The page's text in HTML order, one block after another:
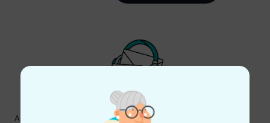
Thomann Newsletter
Abonniere den Thomann Newsletter und gewinne mit